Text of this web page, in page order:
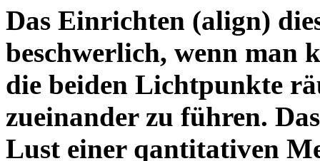
Das Einrichten (align)
beschwerlich, wenn man
die beiden Lichtpunkte
zueinander zu führen.
Lust einer qantitativen